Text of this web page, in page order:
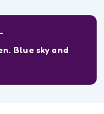
Blue sky and